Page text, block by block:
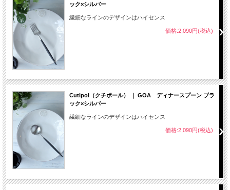
ック×シルバー
繊細なラインのデザインはハイセンス
価格:2,090円(税込)
Cutipol（クチポール） ｜ GOA ディナースプーン ブラ
ック×シルバー
繊細なラインのデザインはハイセンス
価格:2,090円(税込)